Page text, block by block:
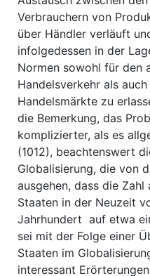
Verbrauchern von
über Händler verläuft
infolgedessen in der
Normen sowohl für den
Handelsverkehr als
Handelsmärkte zu
die Bemerkung, das
komplizierter, als es
(1012), beachtenswert
Globalisierung, die von
ausgehen, dass die
Staaten in der Neuzeit
Jahrhundert auf etwa
sei mit der Folge einer
Staaten im
interessant